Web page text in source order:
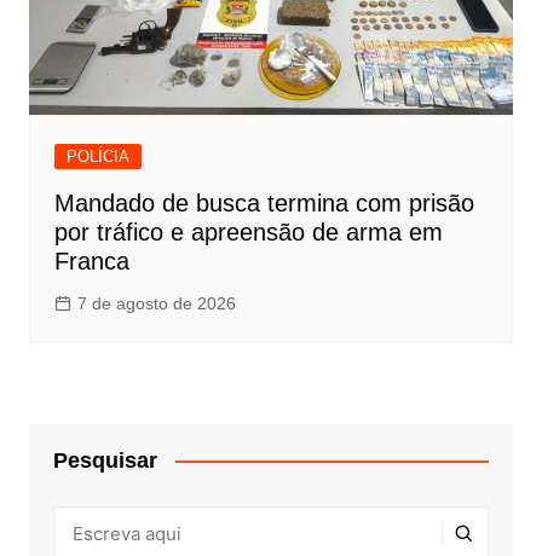
POLÍCIA
Mandado de busca termina com prisão
por tráfico e apreensão de arma em
Franca
7 de agosto de 2026
Pesquisar